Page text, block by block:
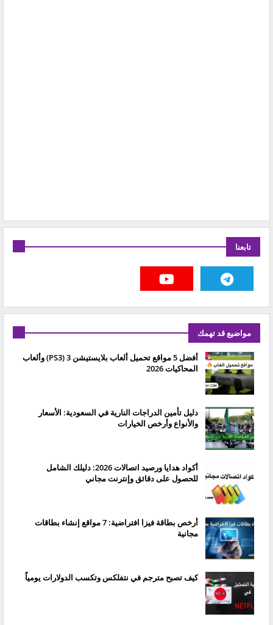
تابعنا
مواضيع قد تهمك
أفضل 5 مواقع تحميل ألعاب بلايستيشن 3 (PS3) وألعاب
المحاكيات 2026
دليل تأمين الدراجات النارية في السعودية: الأسعار
والأنواع وأرخص الخيارات
أكواد هدايا ورصيد اتصالات 2026: دليلك الشامل
للحصول على دقائق وإنترنت مجاني
أرخص بطاقة فيزا افتراضية: 7 مواقع إنشاء بطاقات
مجانية
كيف تصبح مترجم في نتفلكس وتكسب الدولارات يومياً